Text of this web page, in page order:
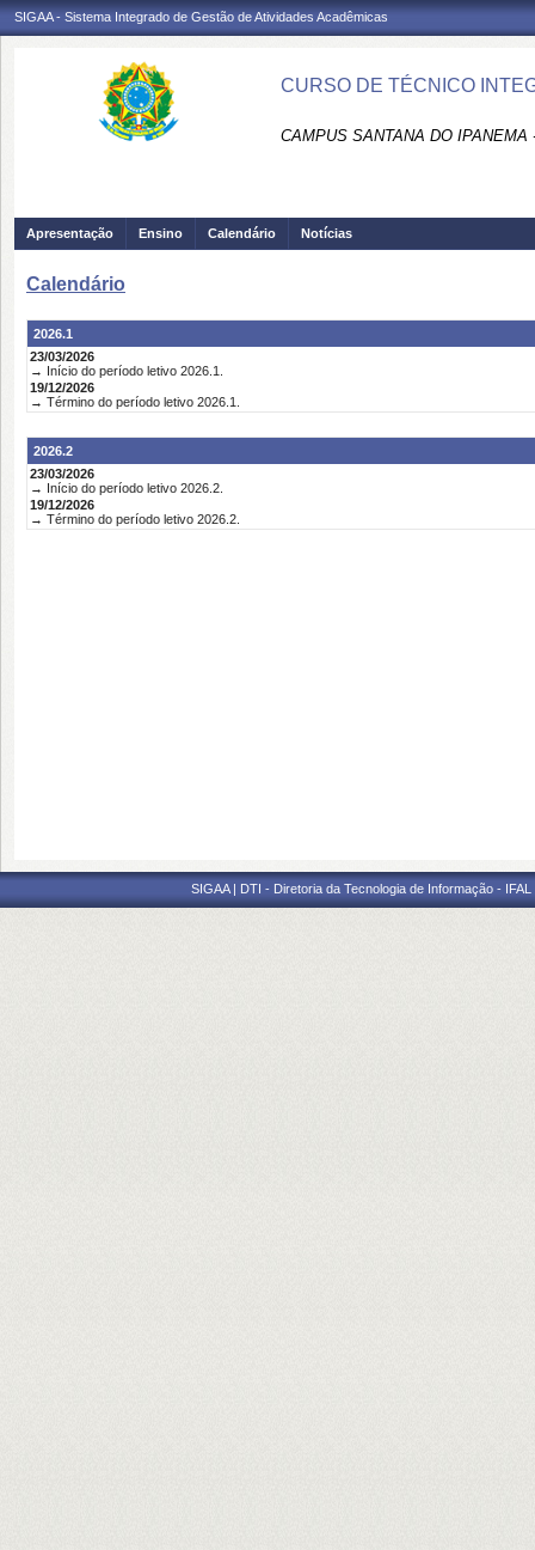
SIGAA - Sistema Integrado de Gestão de Atividades Acadêmicas
CURSO DE TÉCNICO
CAMPUS SANTANA DO IPANEMA
Apresentação Ensino Calendário Notícias
Calendário
2026.1
23/03/2026
→ Início do período letivo 2026.1.
19/12/2026
→ Término do período letivo 2026.1.
2026.2
23/03/2026
→ Início do período letivo 2026.2.
19/12/2026
→ Término do período letivo 2026.2.
SIGAA | DTI - Diretoria da Tecnologia de Informação -